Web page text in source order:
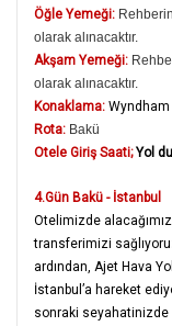
Öğle Yemeği:
olarak alınacaktır.
Akşam Yemeği:
olarak alınacaktır.
Konaklama: Wyndham
Rota: Bakü
Otele Giriş Saati;Yol
4.Gün Bakü - İstanbul
Otelimizde
transferimizi
ardından, Ajet Hava
İstanbul’a hareket
sonraki seyahatinizde